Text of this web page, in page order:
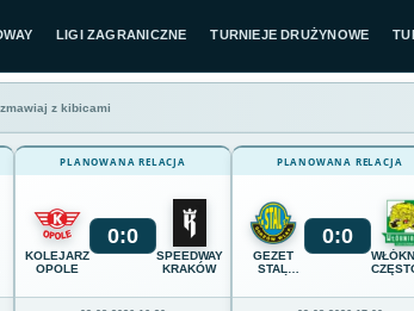
LIGI ZAGRANICZNE TURNIEJE DRUŻYNOWE
z kibicami
PLANOWANA RELACJA
KOLEJARZ
OPOLE
0:0
SPEEDWAY
KRAKÓW
PLANOWANA RELACJA
GEZET
STAL
0:0